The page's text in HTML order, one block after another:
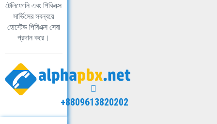
টেলিফোনি এবং পিবিএক্স
সার্ভিসের সবন্বয়ে
হোস্টেড পিবিএক্স সেবা
প্রদান করে।
+8809613820202